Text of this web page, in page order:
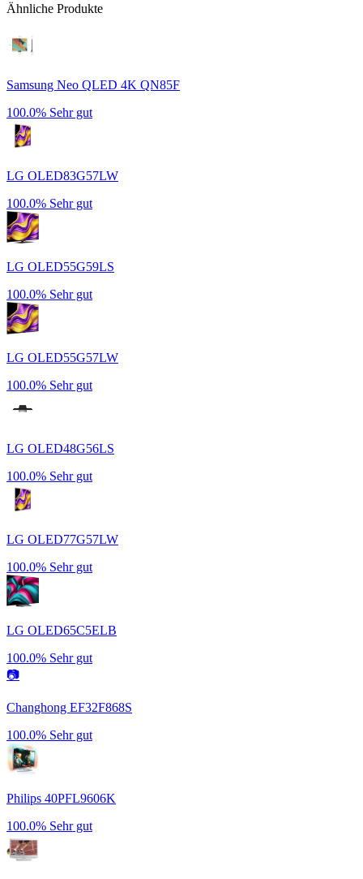
Ähnliche Produkte
Samsung Neo QLED 4K QN85F
100.0% Sehr gut
LG OLED83G57LW
100.0% Sehr gut
LG OLED55G59LS
100.0% Sehr gut
LG OLED55G57LW
100.0% Sehr gut
LG OLED48G56LS
100.0% Sehr gut
LG OLED77G57LW
100.0% Sehr gut
LG OLED65C5ELB
100.0% Sehr gut
📷
Changhong EF32F868S
100.0% Sehr gut
Philips 40PFL9606K
100.0% Sehr gut